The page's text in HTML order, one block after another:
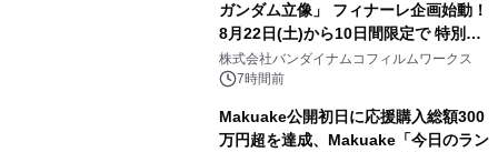
ガンダム立像」 フィナーレ企画始動！
8月22日(土)から10日間限定で 特別映
像『UNICORN GUNDAM Statue ―
BEYOND POSSIBILITY ―』を上映！
株式会社バンダイナムコフィルムワークス
7時間前
Makuake公開初日に応援購入総額300
万円超を達成、Makuake「今日のラン